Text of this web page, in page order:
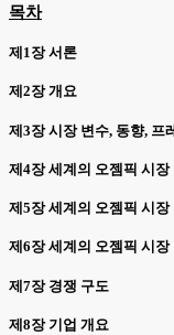
목차
제1장 서론
제2장 개요
제3장 시장 변수, 동향, 프
제4장 세계의 오젬픽 시장
제5장 세계의 오젬픽 시장
제6장 세계의 오젬픽 시장
제7장 경쟁 구도
제8장 기업 개요